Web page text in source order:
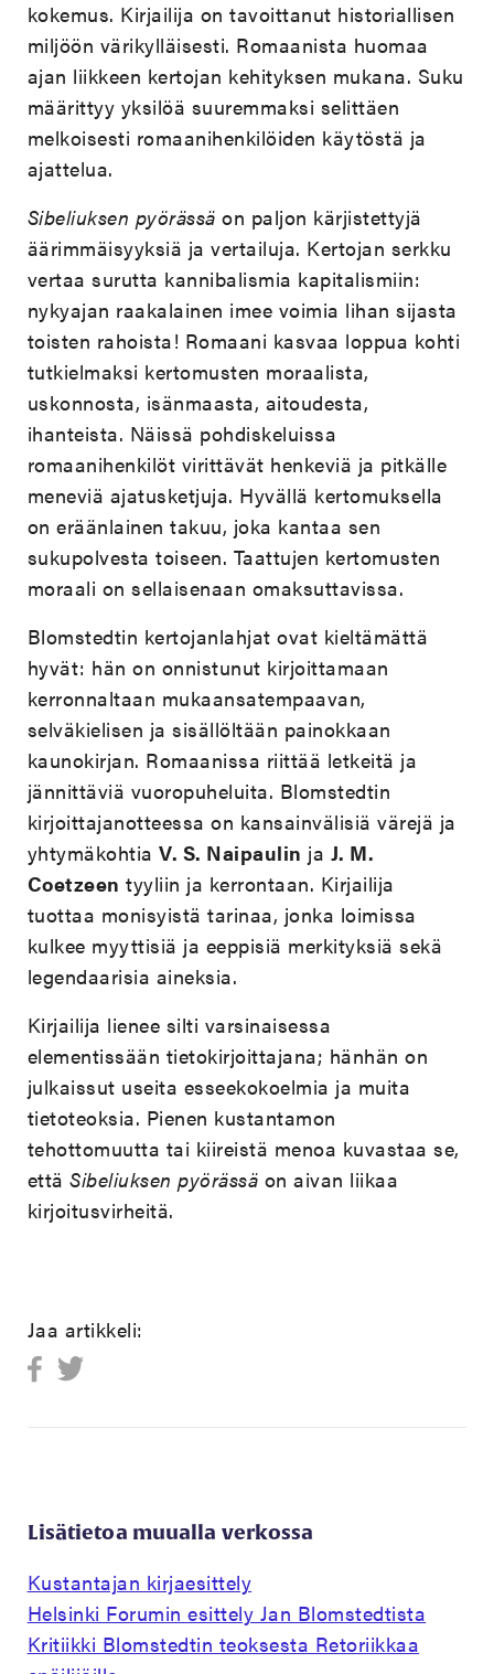
kokemus. Kirjailija on tavoittanut historiallisen
miljöön värikylläisesti. Romaanista huomaa
ajan liikkeen kertojan kehityksen mukana. Suku
määrittyy yksilöä suuremmaksi selittäen
melkoisesti romaanihenkilöiden käytöstä ja
ajattelua.
Sibeliuksen pyörässä on paljon kärjistettyjä
äärimmäisyyksiä ja vertailuja. Kertojan serkku
vertaa surutta kannibalismia kapitalismiin:
nykyajan raakalainen imee voimia lihan sijasta
toisten rahoista! Romaani kasvaa loppua kohti
tutkielmaksi kertomusten moraalista,
uskonnosta, isänmaasta, aitoudesta,
ihanteista. Näissä pohdiskeluissa
romaanihenkilöt virittävät henkeviä ja pitkälle
meneviä ajatusketjuja. Hyvällä kertomuksella
on eräänlainen takuu, joka kantaa sen
sukupolvesta toiseen. Taattujen kertomusten
moraali on sellaisenaan omaksuttavissa.
Blomstedtin kertojanlahjat ovat kieltämättä
hyvät: hän on onnistunut kirjoittamaan
kerronnaltaan mukaansatempaavan,
selväkielisen ja sisällöltään painokkaan
kaunokirjan. Romaanissa riittää letkeitä ja
jännittäviä vuoropuheluita. Blomstedtin
kirjoittajanotteessa on kansainvälisiä värejä ja
yhtymäkohtiaV. S. Naipaulin ja J. M.
Coetzeen tyyliin ja kerrontaan. Kirjailija
tuottaa monisyistä tarinaa, jonka loimissa
kulkee myyttisiä ja eeppisiä merkityksiä sekä
legendaarisia aineksia.
Kirjailija lienee silti varsinaisessa
elementissään tietokirjoittajana; hänhän on
julkaissut useita esseekokoelmia ja muita
tietoteoksia. Pienen kustantamon
tehottomuutta tai kiireistä menoa kuvastaa se,
ettäSibeliuksen pyörässä on aivan liikaa
kirjoitusvirheitä.
Jaa artikkeli:
Lisätietoa muualla verkossa
Kustantajan kirjaesittely
Helsinki Forumin esittely Jan Blomstedtista
Kritiikki Blomstedtin teoksesta Retoriikkaa